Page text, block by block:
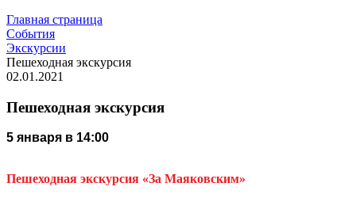
Главная страница
События
Экскурсии
Пешеходная экскурсия
02.01.2021
Пешеходная экскурсия
5 января в 14:00
Пешеходная экскурсия «За Маяковским»